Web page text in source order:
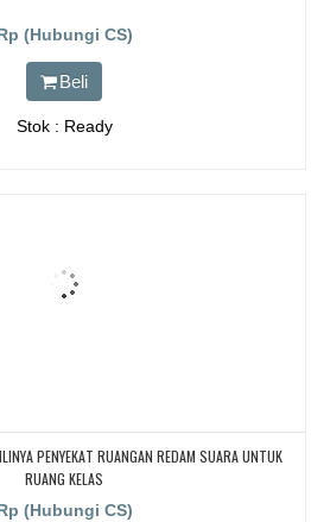
(Hubungi CS)
Beli
Stok : Ready
PENYEKAT RUANGAN REDAM SUARA UNTUK
RUANG KELAS
(Hubungi CS)